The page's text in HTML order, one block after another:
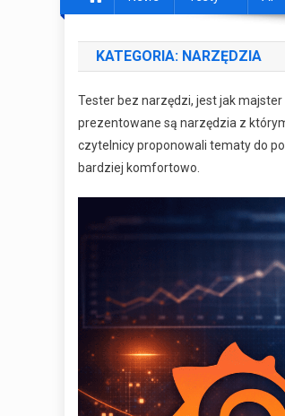
KATEGORIA: NARZĘDZIA
Tester bez narzędzi, jest jak
prezentowane są narzędzia z
czytelnicy proponowali tematy do
bardziej komfortowo.